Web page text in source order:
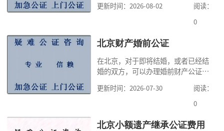
高公证事项的效力，固定证据，但是
很多人不知道在北京办理公证需要多
家，办理公证的时候除了需要按照公
道北京公证需要什么材料,北京公证需
要多少钱？北京公
更新时间：2026-08-02
阅读：
0
北京财产婚前公证
在北京，对于即将结婚，或者已经结
婚的双方，可以办理婚前财产公证，
式，可以避免个人财产引发的纠纷，
但是，在北京办理婚前财产公证，除
料外，公证咨询告诉大家，我们有必
更新时间：2026-07-30
阅读：
0
北京小额遗产继承公证费用